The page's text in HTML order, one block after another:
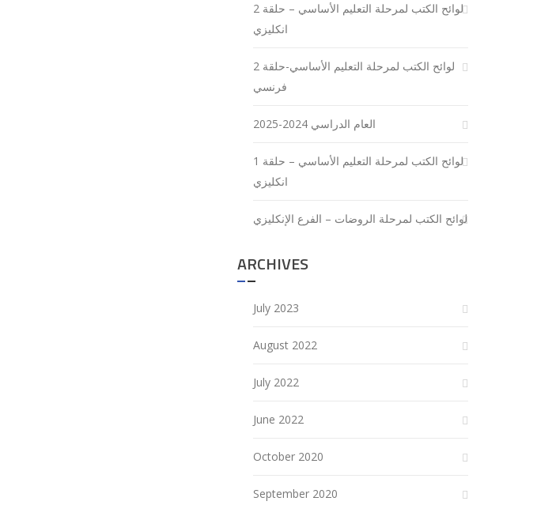
لوائح الكتب لمرحلة التعليم الأساسي – حلقة 2
انكليزي
لوائح الكتب لمرحلة التعليم الأساسي-حلقة 2
فرنسي
العام الدراسي 2024-2025
لوائح الكتب لمرحلة التعليم الأساسي – حلقة 1
انكليزي
لوائح الكتب لمرحلة الروضات – الفرع الإنكليزي
ARCHIVES
July 2023
August 2022
July 2022
June 2022
October 2020
September 2020